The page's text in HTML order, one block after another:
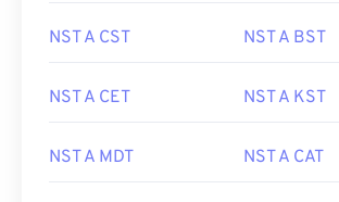
NST A CST NST A BST
NST A CET NST A KST
NST A MDT NST A CAT